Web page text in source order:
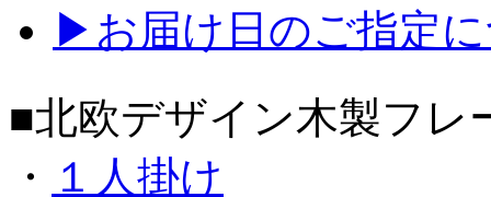
▶お届け日のご指定
■北欧デザイン木製フレ
・
１人掛け